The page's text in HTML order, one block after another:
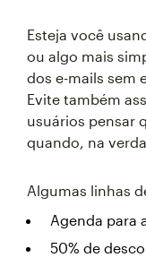
Esteja você
ou algo mais
dos e-mails sem
Evite também
usuários pensar
quando, na
Algumas linhas
Agenda para
50% de